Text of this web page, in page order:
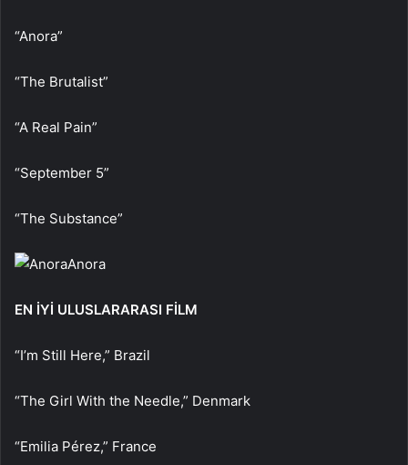
“Anora”
“The Brutalist”
“A Real Pain”
“September 5”
“The Substance”
Anora
EN İYİ ULUSLARARASI FİLM
“I’m Still Here,” Brazil
“The Girl With the Needle,” Denmark
“Emilia Pérez,” France